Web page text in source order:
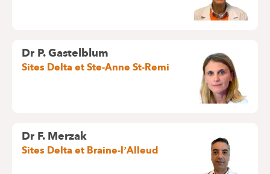
Dr P. Gastelblum
Sites Delta et Ste-Anne St-Remi
Dr F. Merzak
Sites Delta et Braine-l’Alleud